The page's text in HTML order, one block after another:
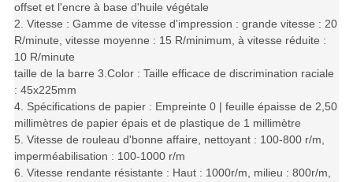
offset et l'encre à base d'huile végétale
2. Vitesse : Gamme de vitesse d'impression : grande vitesse : 20
R/minute, vitesse moyenne : 15 R/minimum, à vitesse réduite :
10 R/minute
taille de la barre 3.Color : Taille efficace de discrimination raciale
: 45x225mm
4. Spécifications de papier : Empreinte 0 | feuille épaisse de 2,50
millimètres de papier épais et de plastique de 1 millimètre
5. Vitesse de rouleau d'bonne affaire, nettoyant : 100-800 r/m,
imperméabilisation : 100-1000 r/m
6. Vitesse rendante résistante : Haut : 1000r/m, milieu : 800r/m,